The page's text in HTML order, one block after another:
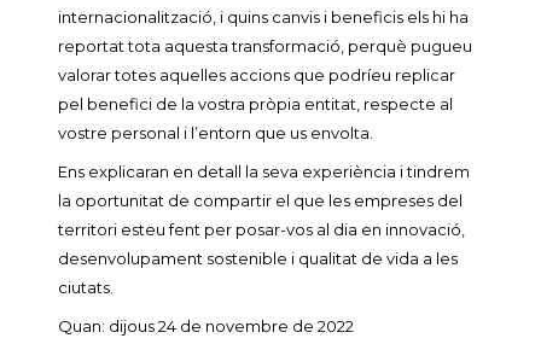
internacionalització, i quins canvis i beneficis els hi ha
reportat tota aquesta transformació, perquè pugueu
valorar totes aquelles accions que podríeu replicar
pel benefici de la vostra pròpia entitat, respecte al
vostre personal i l’entorn que us envolta.
Ens explicaran en detall la seva experiència i tindrem
la oportunitat de compartir el que les empreses del
territori esteu fent per posar-vos al dia en innovació,
desenvolupament sostenible i qualitat de vida a les
ciutats.
Quan: dijous 24 de novembre de 2022